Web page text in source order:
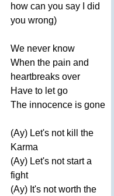
how can you say
did
you wrong)
We never know
When the pain and
heartbreaks over
Have to let go
The innocence is gone
(Ay) Let's not kill
the
Karma
(Ay) Let's not start a
fight
(Ay) It's not worth the